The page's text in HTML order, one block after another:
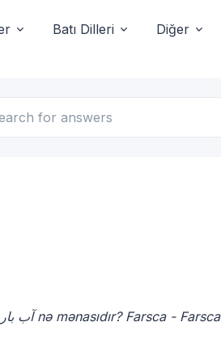
Batı Dilleri Diğer
آب باریک nədir, Farsca nə məna gəlir, Farsca آب باریک nə mənasıdır? Farsca - Farsca